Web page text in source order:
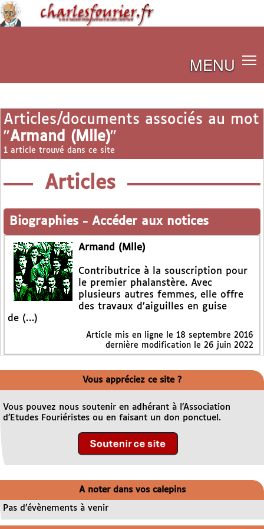
MENU
Articles/documents associés au mot
"Armand (Mlle)"
1 article trouvé dans ce site
Articles
Biographies - Accéder aux notices
Armand (Mlle)
Contributrice à la souscription pour
le premier phalanstère. Avec
plusieurs autres femmes, elle offre
des travaux d’aiguilles en guise
de (…)
Article mis en ligne le 18 septembre 2016
dernière modification le 26 juin 2022
Vous appréciez ce site ?
Vous pouvez nous soutenir en adhérant à l’Association
d’Etudes Fouriéristes ou en faisant un don ponctuel.
A noter dans vos calepins
Pas d’évènements à venir